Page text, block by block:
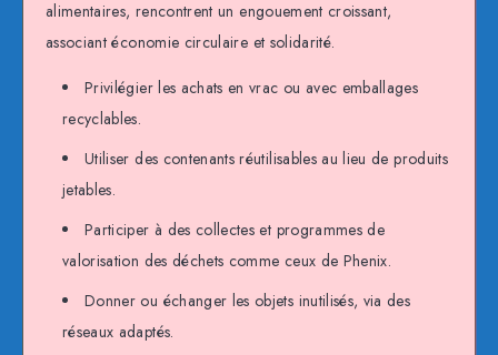
alimentaires, rencontrent un engouement croissant,
associant économie circulaire et solidarité.
Privilégier les achats en vrac ou avec emballages
recyclables.
Utiliser des contenants réutilisables au lieu de produits
jetables.
Participer à des collectes et programmes de
valorisation des déchets comme ceux de Phenix.
Donner ou échanger les objets inutilisés, via des
réseaux adaptés.